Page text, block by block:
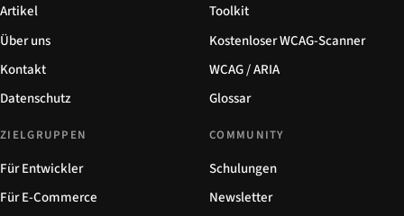
Artikel
Über uns
Kontakt
Datenschutz
Toolkit
Kostenloser WCAG-Scanner
WCAG / ARIA
Glossar
ZIELGRUPPEN
Für Entwickler
Für E-Commerce
COMMUNITY
Schulungen
Newsletter